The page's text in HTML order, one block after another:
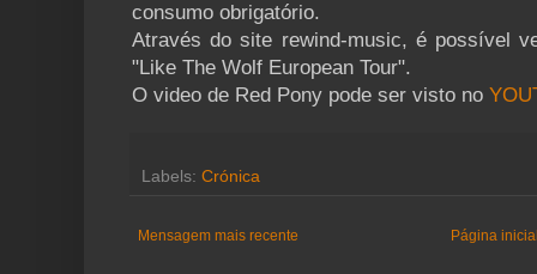
consumo obrigatório.
Através do site rewind-music, é possível
"Like The Wolf European Tour".
O video de Red Pony pode ser visto no
Labels: Crónica
Mensagem mais recente Página